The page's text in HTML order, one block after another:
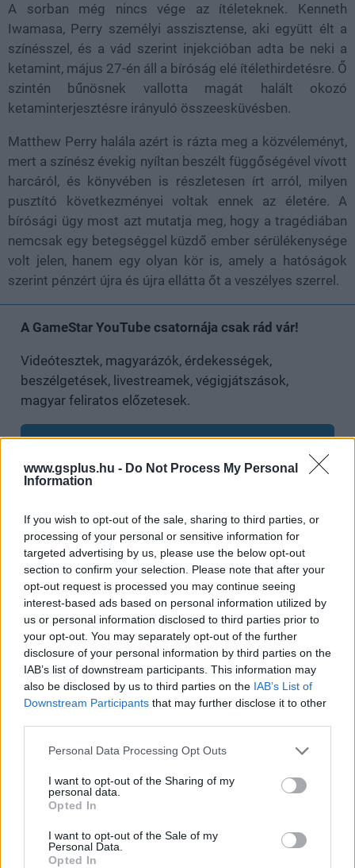
www.gsplus.hu - Do Not Process My Personal
Information
If you wish to opt-out of the sale, sharing to third parties, or
processing of your personal or sensitive information for
targeted advertising by us, please use the below opt-out
section to confirm your selection. Please note that after your
opt-out request is processed you may continue seeing
interest-based ads based on personal information utilized by
us or personal information disclosed to third parties prior to
your opt-out. You may separately opt-out of the further
disclosure of your personal information by third parties on the
IAB’s list of downstream participants. This information may
also be disclosed by us to third parties on the IAB’s List of
Downstream Participants that may further disclose it to other
Please note that this website/app uses one or more Google
not limited to your visit or usage behaviour. You may click to
grant or deny consent to Google and its third-party tags to
use your data for below specified purposes in below Google
consent section.
Personal Data Processing Opt Outs
I want to opt-out of the Sharing of my
personal data.
Opted In
I want to opt-out of the Sale of my
Personal Data.
Opted In
A sorban még nincs vége az ítéleteknek. Kenneth
Iwamasa, Perry személyi asszisztense, aki együtt élt a
színésszel, és a vád szerint injekcióban adta be neki a
ketamint, május 27-én áll a bíróság elé ítélethirdetésre. Ő
szintén bűnösnek vallotta magát halált okozó
ketaminterjesztésre irányuló összeesküvésben.
Matthew Perry halála azért is rázta meg a közvéleményt,
mert a színész évekig nyíltan beszélt függőségével vívott
harcáról, és könyvében is részletesen írt arról, milyen
pusztító következményei voltak ennek az életére. A
bírósági ügy most azt mutatja meg, hogy a tragédiában
nemcsak egy betegséggel küzdő ember sérülékenysége
volt jelen, hanem egy olyan kör is, amely a hatóságok
szerint pénzért újra és újra ellátta őt a veszélyes szerrel.
A GameStar YouTube csatornája csak rád vár!
Videótesztek, magyarázók, érdekességek,
beszélgetések, livestreamek, végigjátszások,
magyar feliratos előzetesek.
Feliratkozom
SMASH by Meló-Diák: Homok, zene és a nyár legjobb
hangulata – Jön a második forduló! (X)
Július végén folytatódik a balatoni strandröplabda-
sorozat.
Címkék: #matthew perry #jóbarátok